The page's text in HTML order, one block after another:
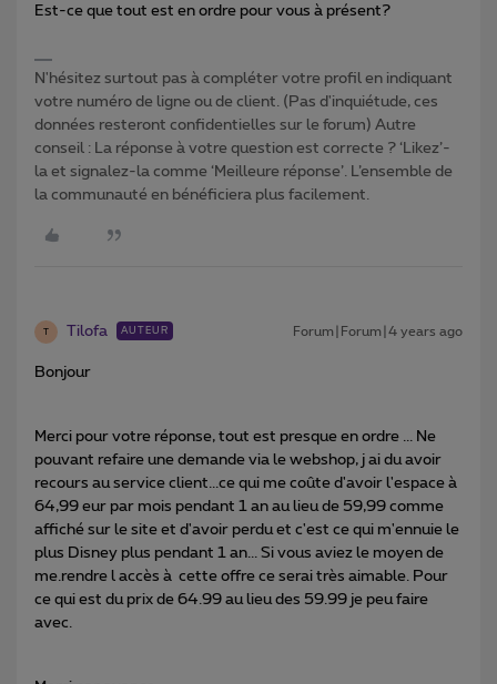
Est-ce que tout est en ordre pour vous à présent?
N'hésitez surtout pas à compléter votre profil en indiquant
votre numéro de ligne ou de client. (Pas d'inquiétude, ces
données resteront confidentielles sur le forum) Autre
conseil : La réponse à votre question est correcte ? ‘Likez’-
la et signalez-la comme ‘Meilleure réponse’. L’ensemble de
la communauté en bénéficiera plus facilement.
Tilofa AUTEUR Forum|Forum|4 years ago
Bonjour
Merci pour votre réponse, tout est presque en ordre ... Ne
pouvant refaire une demande via le webshop, j ai du avoir
recours au service client...ce qui me coûte d'avoir l'espace à
64,99 eur par mois pendant 1 an au lieu de 59,99 comme
affiché sur le site et d'avoir perdu et c'est ce qui m'ennuie le
plus Disney plus pendant 1 an... Si vous aviez le moyen de
me.rendre l accès à cette offre ce serai très aimable. Pour
ce qui est du prix de 64.99 au lieu des 59.99 je peu faire
avec.